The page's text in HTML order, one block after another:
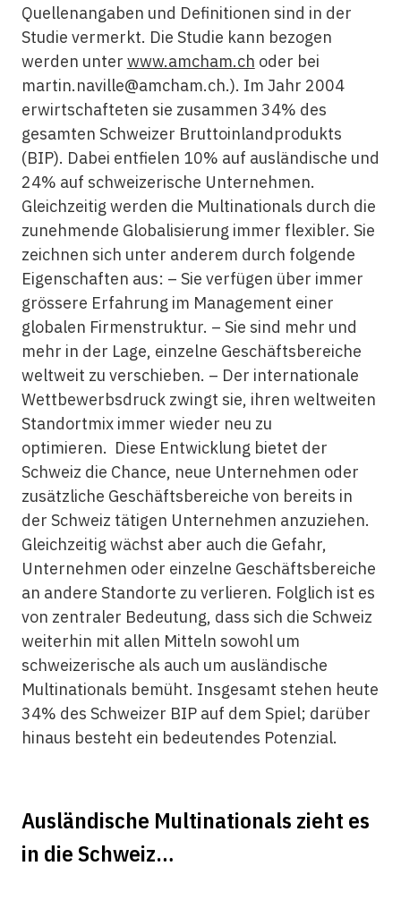
Quellenangaben und Definitionen sind in der
Studie vermerkt. Die Studie kann bezogen
werden unter www.amcham.ch oder bei
martin.naville@amcham.ch.). Im Jahr 2004
erwirtschafteten sie zusammen 34% des
gesamten Schweizer Bruttoinlandprodukts
(BIP). Dabei entfielen 10% auf ausländische und
24% auf schweizerische Unternehmen.
Gleichzeitig werden die Multinationals durch die
zunehmende Globalisierung immer flexibler. Sie
zeichnen sich unter anderem durch folgende
Eigenschaften aus: – Sie verfügen über immer
grössere Erfahrung im Management einer
globalen Firmenstruktur. – Sie sind mehr und
mehr in der Lage, einzelne Geschäftsbereiche
weltweit zu verschieben. – Der internationale
Wettbewerbsdruck zwingt sie, ihren weltweiten
Standortmix immer wieder neu zu
optimieren. Diese Entwicklung bietet der
Schweiz die Chance, neue Unternehmen oder
zusätzliche Geschäftsbereiche von bereits in
der Schweiz tätigen Unternehmen anzuziehen.
Gleichzeitig wächst aber auch die Gefahr,
Unternehmen oder einzelne Geschäftsbereiche
an andere Standorte zu verlieren. Folglich ist es
von zentraler Bedeutung, dass sich die Schweiz
weiterhin mit allen Mitteln sowohl um
schweizerische als auch um ausländische
Multinationals bemüht. Insgesamt stehen heute
34% des Schweizer BIP auf dem Spiel; darüber
hinaus besteht ein bedeutendes Potenzial.
Ausländische Multinationals zieht es
in die Schweiz…